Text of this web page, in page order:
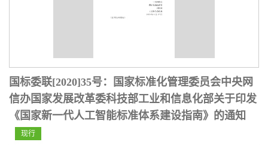
国标委联[2020]35号：国家标准化管理委员会中央网
信办国家发展改革委科技部工业和信息化部关于印发
《国家新一代人工智能标准体系建设指南》的通知
现行